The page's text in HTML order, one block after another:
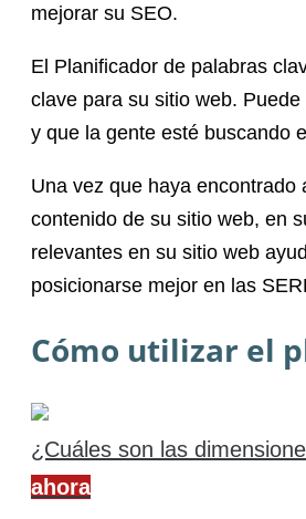
mejorar su SEO.
El Planificador de palabras
clave para su sitio web.
y que la gente esté buscando
Una vez que haya encontrado
contenido de su sitio web, en
relevantes en su sitio web
posicionarse mejor en las
Cómo utilizar el
¿Cuáles son las
ahora